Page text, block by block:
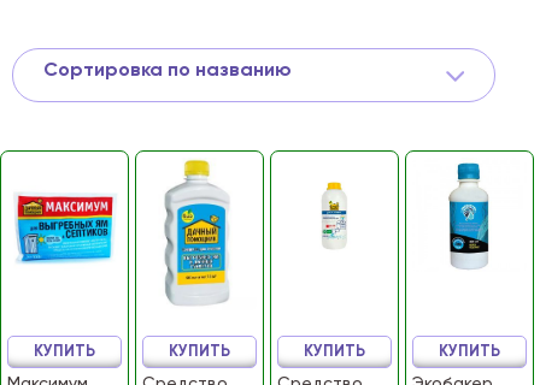
Сортировка по названию
КУПИТЬ КУПИТЬ КУПИТЬ КУПИТЬ